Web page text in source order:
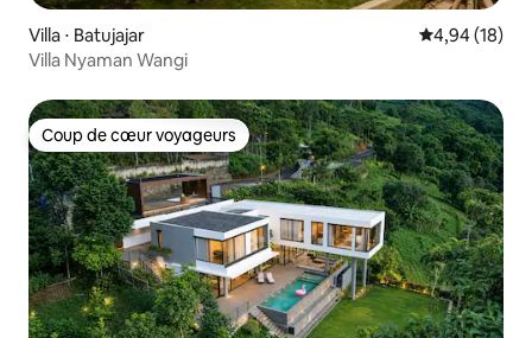
Villa ⋅ Batujajar Évaluation
4,94 (18)
Villa Nyaman Wangi
Coup de cœur voyageurs
Coup de cœur voyageurs